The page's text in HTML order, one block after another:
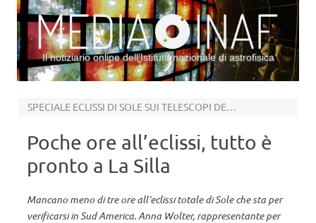
Il notiziario online dell’Istituto nazionale di astrofisica
SPECIALE ECLISSI DI SOLE SUI TELESCOPI DELL’ESO
Poche ore all’eclissi, tutto è
pronto a La Silla
Mancano meno di tre ore all’eclissi totale di Sole che sta per
verificarsi in Sud America. Anna Wolter, rappresentante per